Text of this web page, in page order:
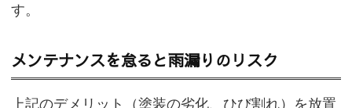
す。
メンテナンスを怠ると雨漏りのリスク
上記のデメリット（塗装の劣化、ひび割れ）を放置